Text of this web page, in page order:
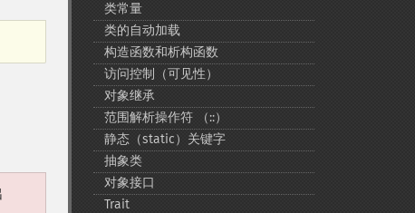
类常量
类的自动加载
构造函数和析构函数
访问控制（可见性）
对象继承
范围解析操作符 （::）
静态（static）关键字
抽象类
对象接口
Trait